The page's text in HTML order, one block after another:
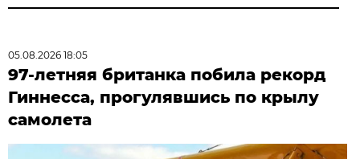
05.08.2026 18:05
97-летняя британка побила рекорд
Гиннесса, прогулявшись по крылу
самолета